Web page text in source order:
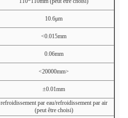
10.6μm
<0.015mm
0.06mm
<20000mm>
±0.01mm
refroidissement par eau/refroidissement par air
(peut être choisi)